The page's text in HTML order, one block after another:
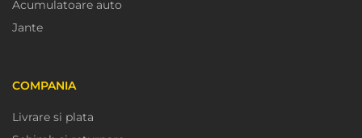
Acumulatoare auto
Jante
COMPANIA
Livrare si plata